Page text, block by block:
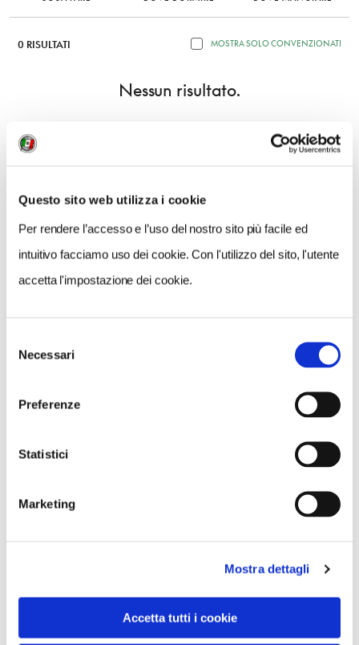
Questo sito web utilizza i cookie
Per rendere l’accesso e l’uso del nostro sito più facile ed
intuitivo facciamo uso dei cookie. Con l'utilizzo del sito, l'utente
accetta l'impostazione dei cookie.
delNecessari
Preferenze
Statistici
Marketing
Mostra dettagli
Accetta tutti i cookie
0 RISULTATI MOSTRA SOLO CONVENZIONATI
Nessun risultato.